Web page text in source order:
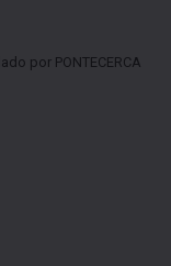
por PONTECERCA